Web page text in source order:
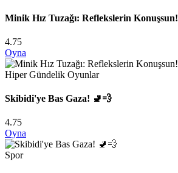
Minik Hız Tuzağı: Reflekslerin Konuşsun!
4.75
Oyna
Hiper Gündelik Oyunlar
Skibidi'ye Bas Gaza! 🚽💨
4.75
Oyna
Spor